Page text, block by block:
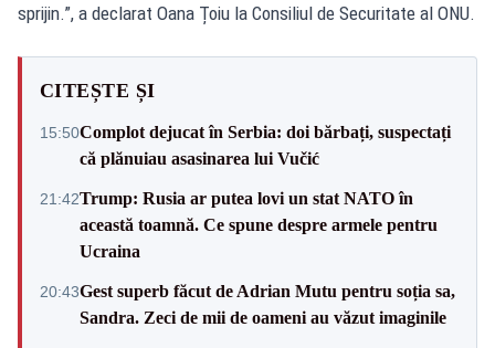
sprijin.”, a declarat Oana Țoiu la Consiliul de Securitate al ONU.
CITEȘTE ȘI
15:50Complot dejucat în Serbia: doi bărbați, suspectați
că plănuiau asasinarea lui Vučić
21:42Trump: Rusia ar putea lovi un stat NATO în
această toamnă. Ce spune despre armele pentru
Ucraina
20:43Gest superb făcut de Adrian Mutu pentru soția sa,
Sandra. Zeci de mii de oameni au văzut imaginile